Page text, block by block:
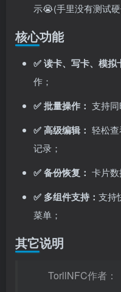
示😭(手里没有测试硬
核心功能
✅读卡、写卡、模拟
作；
✅批量操作： 支持
✅高级编辑： 轻松
记录；
✅备份恢复： 卡片
✅ 多组件支持： 支持
菜单；
其它说明
TorllNFC作者：